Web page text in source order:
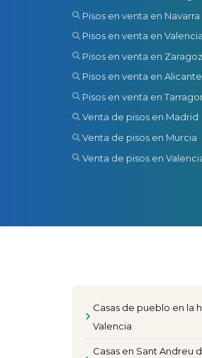
Pisos en venta en Navarra
Pisos en venta en Valencia
Pisos en venta en
Pisos en venta en Alicante
Pisos en venta en
Venta de pisos en Madrid
Venta de pisos en Murcia
Venta de pisos en
Casas de pueblo en la
Valencia
Casas en Sant Andreu